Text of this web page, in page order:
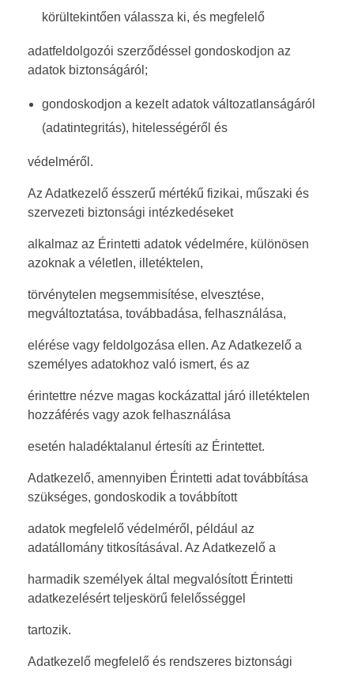
körültekintően válassza ki, és megfelelő
adatfeldolgozói szerződéssel gondoskodjon az
adatok biztonságáról;
gondoskodjon a kezelt adatok változatlanságáról
(adatintegritás), hitelességéről és
védelméről.
Az Adatkezelő ésszerű mértékű fizikai, műszaki és
szervezeti biztonsági intézkedéseket
alkalmaz az Érintetti adatok védelmére, különösen
azoknak a véletlen, illetéktelen,
törvénytelen megsemmisítése, elvesztése,
megváltoztatása, továbbadása, felhasználása,
elérése vagy feldolgozása ellen. Az Adatkezelő a
személyes adatokhoz való ismert, és az
érintettre nézve magas kockázattal járó illetéktelen
hozzáférés vagy azok felhasználása
esetén haladéktalanul értesíti az Érintettet.
Adatkezelő, amennyiben Érintetti adat továbbítása
szükséges, gondoskodik a továbbított
adatok megfelelő védelméről, például az
adatállomány titkosításával. Az Adatkezelő a
harmadik személyek által megvalósított Érintetti
adatkezelésért teljeskörű felelősséggel
tartozik.
Adatkezelő megfelelő és rendszeres biztonsági